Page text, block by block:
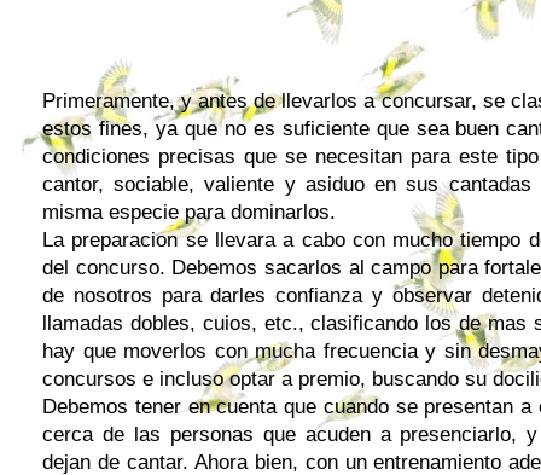
Primeramente, y antes de llevarlos a concursar, se
estos fines, ya que no es suficiente que sea buen
condiciones precisas que se necesitan para este
cantor, sociable, valiente y asiduo en sus
misma especie para dominarlos.
La preparacion se llevara a cabo con mucho tiempo
del concurso. Debemos sacarlos al campo para
de nosotros para darles confianza y observar
llamadas dobles, cuios, etc., clasificando los de mas
hay que moverlos con mucha frecuencia y sin
concursos e incluso optar a premio, buscando su
Debemos tener en cuenta que cuando se presentan
cerca de las personas que acuden a presenciarlo,
dejan de cantar. Ahora bien, con un entrenamiento